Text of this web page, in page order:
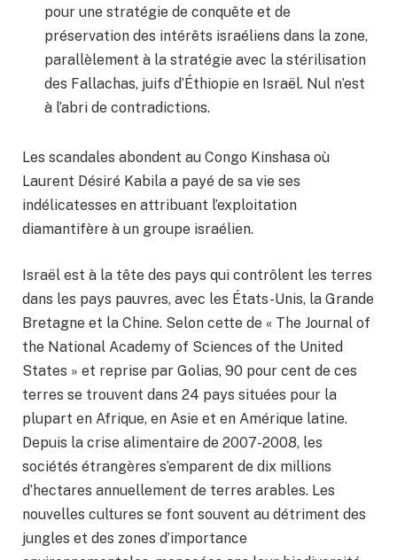
pour une stratégie de conquête et de
préservation des intérêts israéliens dans la zone,
parallèlement à la stratégie avec la stérilisation
des Fallachas, juifs d’Éthiopie en Israël. Nul n’est
à l’abri de contradictions.
Les scandales abondent au Congo Kinshasa où
Laurent Désiré Kabila a payé de sa vie ses
indélicatesses en attribuant l’exploitation
diamantifère à un groupe israélien.
Israël est à la tête des pays qui contrôlent les terres
dans les pays pauvres, avec les États-Unis, la Grande
Bretagne et la Chine. Selon cette de « The Journal of
the National Academy of Sciences of the United
States » et reprise par Golias, 90 pour cent de ces
terres se trouvent dans 24 pays situées pour la
plupart en Afrique, en Asie et en Amérique latine.
Depuis la crise alimentaire de 2007-2008, les
sociétés étrangères s’emparent de dix millions
d’hectares annuellement de terres arables. Les
nouvelles cultures se font souvent au détriment des
jungles et des zones d’importance